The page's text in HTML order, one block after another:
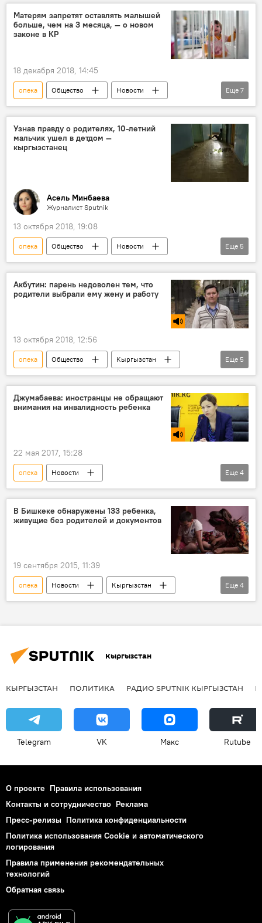
Женский взгляд
дети
влияние
Матерям запретят оставлять малышей
больше, чем на 3 месяца, — о новом
законе в КР
18 декабря 2018, 14:45
опека Общество
Новости
Пресс-центр
Кыргызстан
миграция
дети
законопроект
доверенность
родители
Еще 7
Узнав правду о родителях, 10-летний
мальчик ушел в детдом —
кыргызстанец
Асель Минбаева
Журналист Sputnik
13 октября 2018, 19:08
опека Общество
Новости
Кыргызстан
Антон Путилин
интервью
приемные родители
детский дом
Еще 5
Акбутин: парень недоволен тем, что
родители выбрали ему жену и работу
13 октября 2018, 12:56
опека Общество
Кыргызстан
Радио Sputnik Кыргызстан
выборы
Психодром. Советы профессионального психолога
Еще 5
Джумабаева: иностранцы не обращают
внимания на инвалидность ребенка
22 мая 2017, 15:28
опека
Новости
Радио Sputnik Кыргызстан
усыновление
родители
инвалиды иностранцы
Еще 4
В Бишкеке обнаружены 133 ребенка,
живущие без родителей и документов
19 сентября 2015, 11:39
опека Новости
Кыргызстан
Общество
Мэрия города Бишкек
Еще 4
Кыргызстан
КЫРГЫЗСТАН ПОЛИТИКА РАДИО SPUTNIK КЫРГЫЗСТАН
Telegram VK Макс Rutube
О проекте Правила использования
Контакты и сотрудничество Реклама
Пресс-релизы Политика конфиденциальности
Политика использования Cookie и автоматического
логирования
Правила применения рекомендательных
технологий
Обратная связь